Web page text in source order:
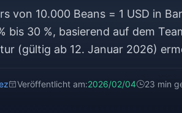
von 10.000 Beans = 1 USD in
bis 30 %, basierend auf dem
(gültig ab 12. Januar 2026)
Hosts behalten 60 % der
Veröffentlicht am:2026/02/04 23 min